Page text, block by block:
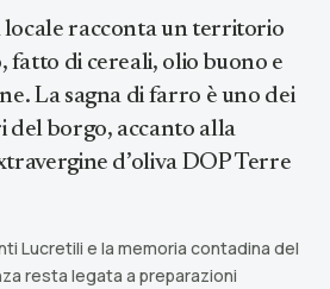
locale racconta un territorio
fatto di cereali, olio buono e
La sagna di farro è uno dei
del borgo, accanto alla
d’oliva DOP Terre
Lucretili e la memoria contadina del
resta legata a preparazioni